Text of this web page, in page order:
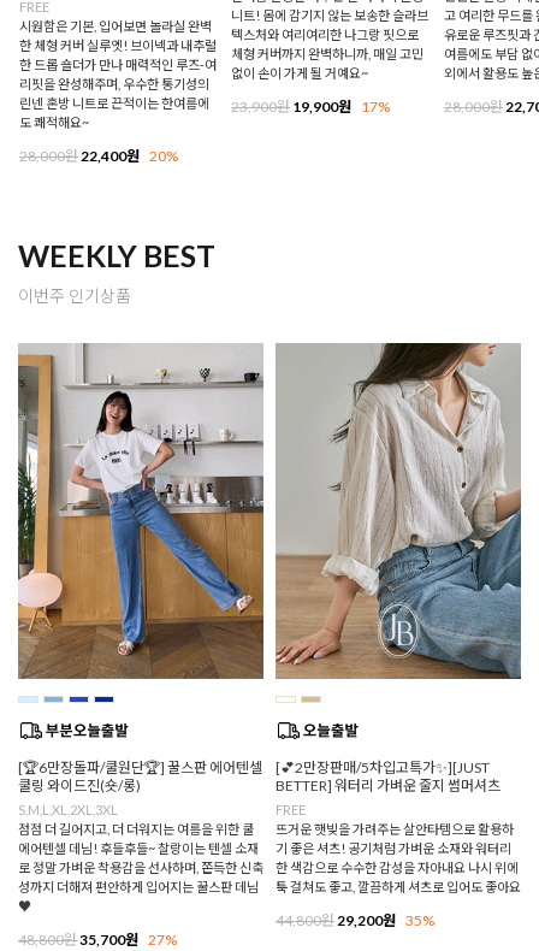
FREE
시원함은 기본, 입어보면 놀라실 완벽
한 체형 커버 실루엣! 브이넥과 내추럴
한 드롭 숄더가 만나 매력적인 루즈-여
리핏을 완성해주며, 우수한 통기성의
린넨 혼방 니트로 끈적이는 한여름에
도 쾌적해요~
28,000원22,400원 20%
니트! 몸에 감기지 않는 보송한 슬라브
텍스처와 여리여리한 나그랑 핏으로
체형 커버까지 완벽하니까, 매일 고민
없이 손이 가게 될 거예요~
23,900원19,900원 17%
고 여리한 무드를
유로운 루즈핏과
여름에도 부담 없
외에서 활용도 높
28,000원
WEEKLY BEST
이번주 인기상품
[🏆6만장돌파/쿨원단🏆] 꿀스판 에어텐셀
쿨링 와이드진(숏/롱)
S,M,L,XL,2XL,3XL
점점 더 길어지고, 더 더워지는 여름을 위한 쿨
에어텐셀 데님! 후들후들~ 찰랑이는 텐셀 소재
로 정말 가벼운 착용감을 선사하며, 쫀득한 신축
성까지 더해져 편안하게 입어지는 꿀스판 데님
♥
48,800원35,700원 27%
[💕2만장판매/5차입고특가✨][JUST
BETTER] 워터리 가벼운 줄지 썸머셔츠
FREE
뜨거운 햇빛을 가려주는 살안타템으로 활용하
기 좋은 셔츠! 공기처럼 가벼운 소재와 워터리
한 색감으로 수수한 감성을 자아내요 나시 위에
툭 걸쳐도 좋고, 깔끔하게 셔츠로 입어도 좋아요
44,800원29,200원 35%